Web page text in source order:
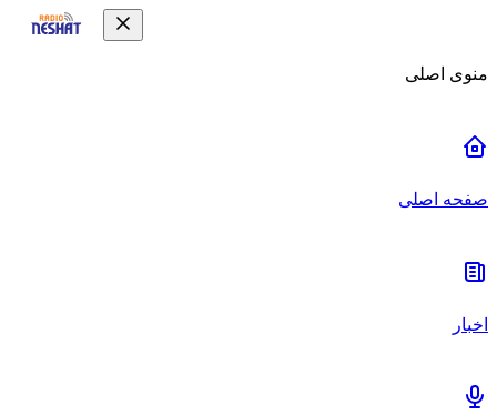
منوی اصلی
صفحه اصلی
اخبار